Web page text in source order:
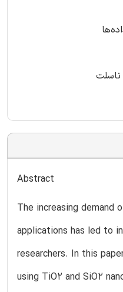
ناسلت
Abstract
The increasing demand
applications has led to
researchers. In this
using TiO2 and SiO2